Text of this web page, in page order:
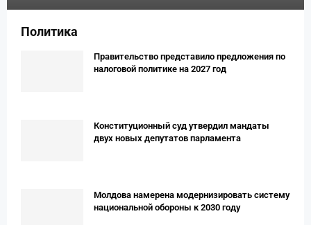
Политика
Правительство представило предложения по
налоговой политике на 2027 год
Конституционный суд утвердил мандаты
двух новых депутатов парламента
Молдова намерена модернизировать систему
национальной обороны к 2030 году